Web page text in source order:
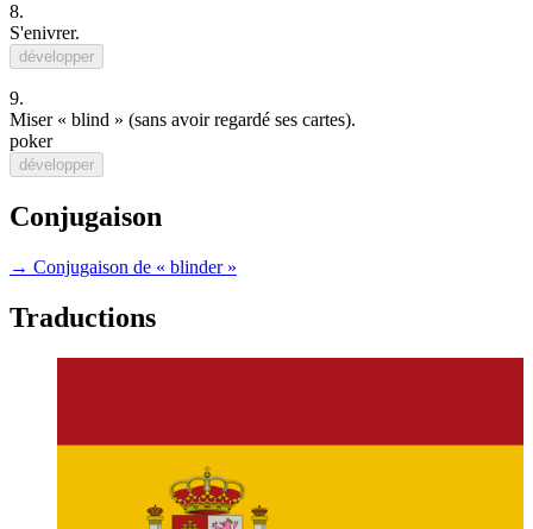
8.
S'enivrer.
développer
9.
Miser « blind » (sans avoir regardé ses cartes).
poker
développer
Conjugaison
→ Conjugaison de « blinder »
Traductions